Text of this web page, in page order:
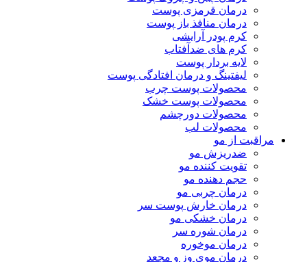
درمان قرمزی پوست
درمان منافذ باز پوست
کرم پودر آرایشی
کرم های ضدآفتاب
لایه بردار پوست
لیفتینگ و درمان افتادگی پوست
محصولات پوست چرب
محصولات پوست خشک
محصولات دورچشم
محصولات لب
مراقبت از مو
ضدریزش مو
تقویت کننده مو
حجم دهنده مو
درمان چربی مو
درمان خارش پوست سر
درمان خشکی مو
درمان شوره سر
درمان موخوره
درمان موی وز و مجعد